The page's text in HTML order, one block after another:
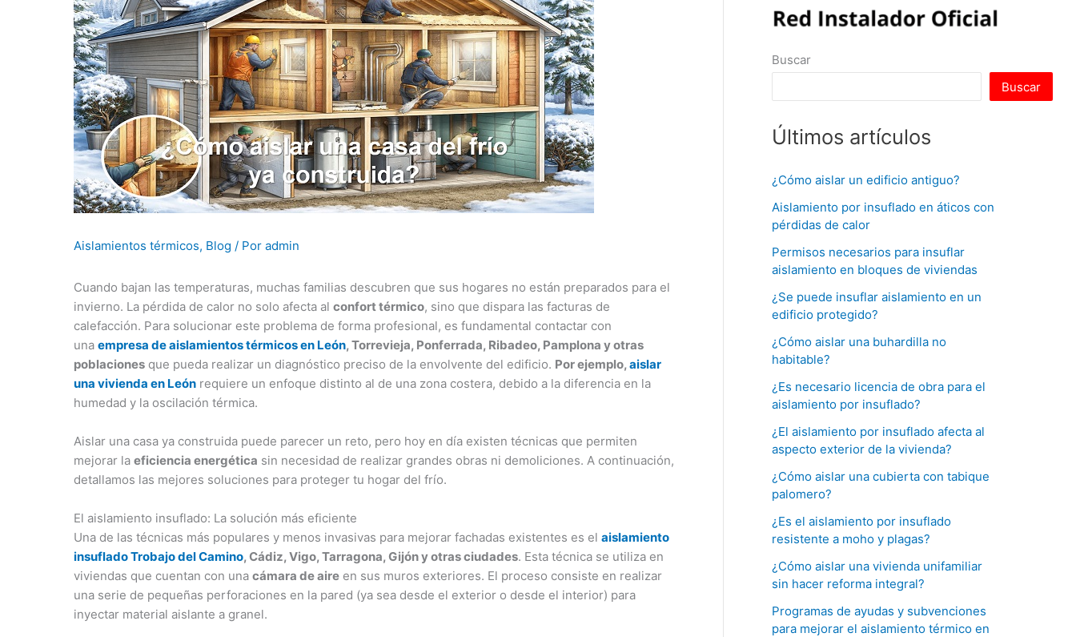
Aislamientos térmicos, Blog / Por admin
Cuando bajan las temperaturas, muchas familias descubren que sus hogares no están preparados para el
invierno. La pérdida de calor no solo afecta al confort térmico, sino que dispara las facturas de
calefacción. Para solucionar este problema de forma profesional, es fundamental contactar con
una empresa de aislamientos térmicos en León, Torrevieja, Ponferrada, Ribadeo, Pamplona y otras
poblaciones que pueda realizar un diagnóstico preciso de la envolvente del edificio. Por ejemplo,aislar
una vivienda en León requiere un enfoque distinto al de una zona costera, debido a la diferencia en la
humedad y la oscilación térmica.
Aislar una casa ya construida puede parecer un reto, pero hoy en día existen técnicas que permiten
mejorar la eficiencia energética sin necesidad de realizar grandes obras ni demoliciones. A continuación,
detallamos las mejores soluciones para proteger tu hogar del frío.
El aislamiento insuflado: La solución más eficiente
Una de las técnicas más populares y menos invasivas para mejorar fachadas existentes es el aislamiento
insuflado Trobajo del Camino, Cádiz, Vigo, Tarragona, Gijón y otras ciudades. Esta técnica se utiliza en
viviendas que cuentan con una cámara de aire en sus muros exteriores. El proceso consiste en realizar
una serie de pequeñas perforaciones en la pared (ya sea desde el exterior o desde el interior) para
inyectar material aislante a granel.
Buscar
Buscar
Últimos artículos
¿Cómo aislar un edificio antiguo?
Aislamiento por insuflado en áticos con
pérdidas de calor
Permisos necesarios para insuflar
aislamiento en bloques de viviendas
¿Se puede insuflar aislamiento en un
edificio protegido?
¿Cómo aislar una buhardilla no
habitable?
¿Es necesario licencia de obra para el
aislamiento por insuflado?
¿El aislamiento por insuflado afecta al
aspecto exterior de la vivienda?
¿Cómo aislar una cubierta con tabique
palomero?
¿Es el aislamiento por insuflado
resistente a moho y plagas?
¿Cómo aislar una vivienda unifamiliar
sin hacer reforma integral?
Programas de ayudas y subvenciones
para mejorar el aislamiento térmico en